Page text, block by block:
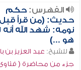
الفهرس:حكم
حديث: (من قرأ قبل
نومه: شهد الله أنه لا
هو ...)
للشيخ: عبد العزيز بن
جزء من محاضرة ( فتاوى